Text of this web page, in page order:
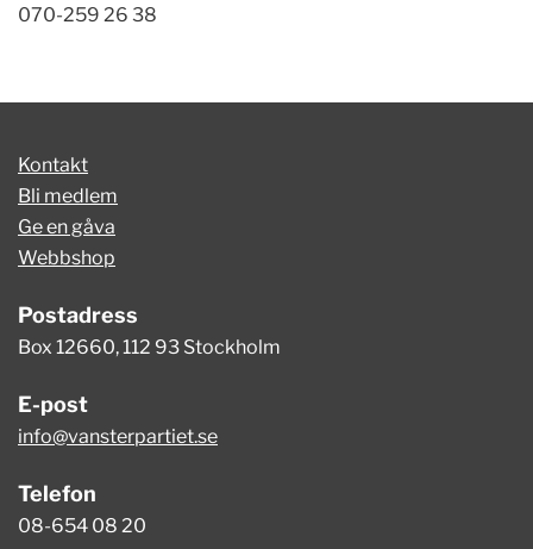
070-259 26 38
Kontakt
Bli medlem
Ge en gåva
Webbshop
Postadress
Box 12660, 112 93 Stockholm
E-post
info@vansterpartiet.se
Telefon
08-654 08 20